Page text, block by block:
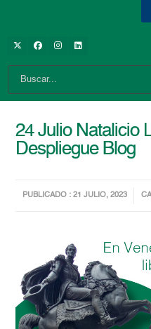
24 Julio Natalicio
Despliegue Blog
PUBLICADO : 21 JULIO, 2023